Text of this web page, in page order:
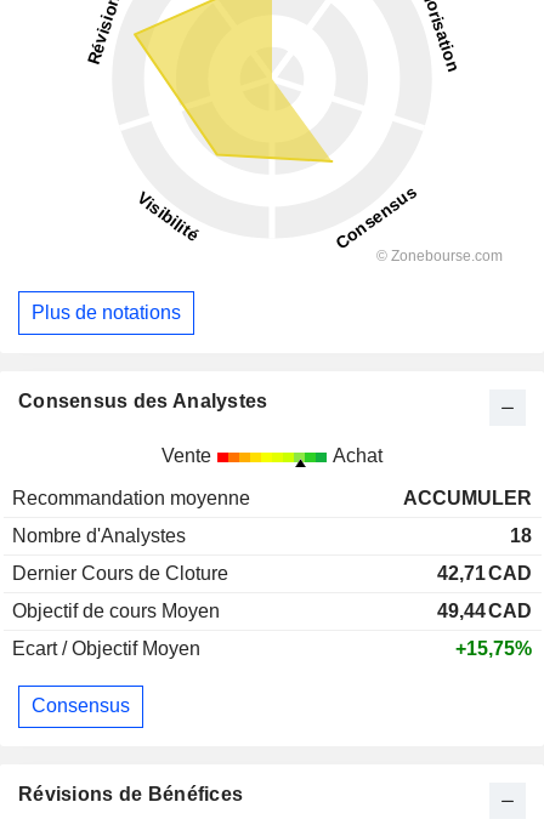
Plus de notations
Consensus des Analystes
Vente Achat
Recommandation moyenne
ACCUMULER
Nombre d'Analystes
18
Dernier Cours de Cloture
42,71CAD
Objectif de cours Moyen
49,44CAD
Ecart / Objectif Moyen
+15,75%
Consensus
Révisions de Bénéfices